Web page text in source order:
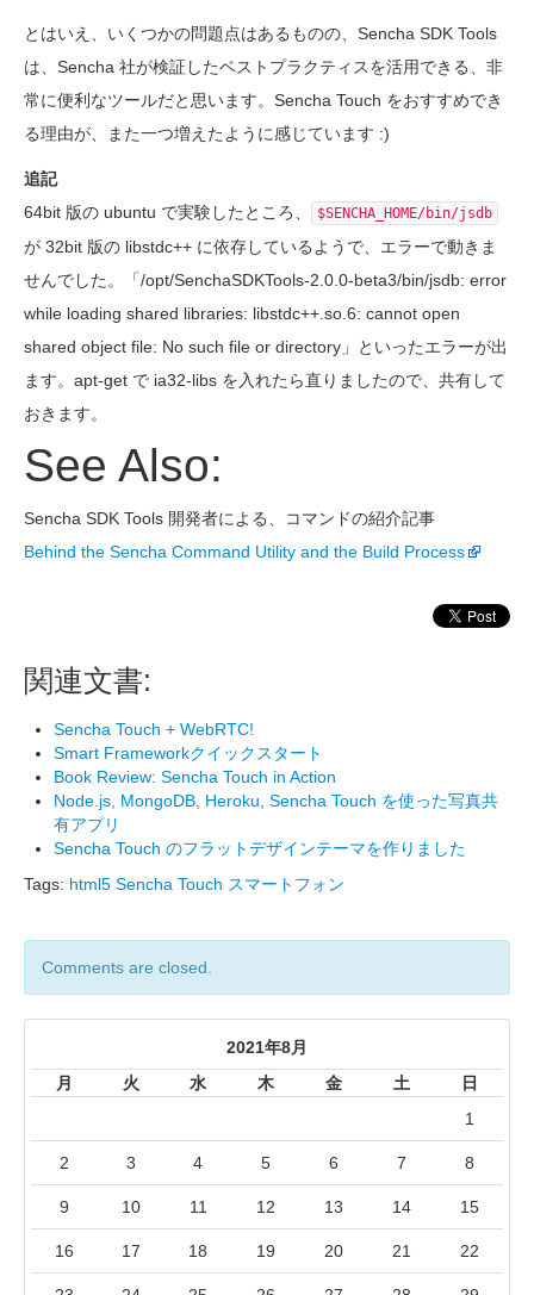
とはいえ、いくつかの問題点はあるものの、Sencha SDK Tools
は、Sencha 社が検証したベストプラクティスを活用できる、非
常に便利なツールだと思います。Sencha Touch をおすすめでき
る理由が、また一つ増えたように感じています :)
追記
64bit 版の ubuntu で実験したところ、
$SENCHA_HOME/bin/jsdb
が 32bit 版の libstdc++ に依存しているようで、エラーで動きま
せんでした。「/opt/SenchaSDKTools-2.0.0-beta3/bin/jsdb: error
while loading shared libraries: libstdc++.so.6: cannot open
shared object file: No such file or directory」といったエラーが出
ます。apt-get で ia32-libs を入れたら直りましたので、共有して
おきます。
See Also:
Sencha SDK Tools 開発者による、コマンドの紹介記事
Behind the Sencha Command Utility and the Build Process
関連文書:
Sencha Touch + WebRTC!
Smart Frameworkクイックスタート
Book Review: Sencha Touch in Action
Node.js, MongoDB, Heroku, Sencha Touch を使った写真共
有アプリ
Sencha Touch のフラットデザインテーマを作りました
Tags: html5 Sencha Touch スマートフォン
Comments are closed.
2021年8月
月
火 水 木 金 土
日
1
2 3 4 5 6 7 8
9 10 11 12 13 14 15
16 17 18 19 20 21 22